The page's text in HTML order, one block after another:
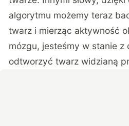
algorytmu możemy teraz
twarz i mierząc aktywność
mózgu, jesteśmy w stanie z
odtworzyć twarz widzianą